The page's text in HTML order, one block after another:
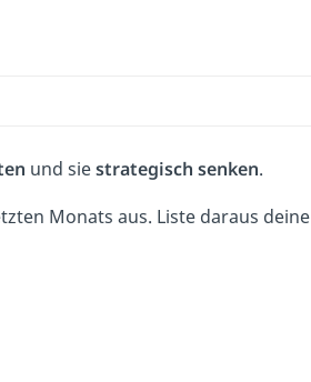
und siestrategisch senken.
Monats aus. Liste daraus deine